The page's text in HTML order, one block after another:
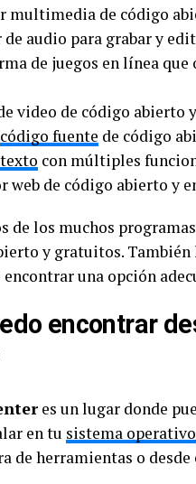
multimedia de código
audio para grabar y
de juegos en línea
video de código
código fuente de código
con múltiples
web de código abierto y
de los muchos
y gratuitos.
una opción
encontrar
es un lugar donde
en tu sistema operativo
de herramientas o